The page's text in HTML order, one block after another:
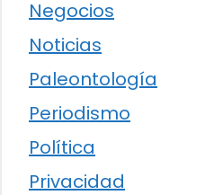
Negocios
Noticias
Paleontología
Periodismo
Política
Privacidad